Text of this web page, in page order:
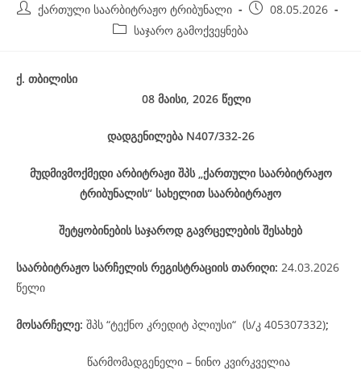
Post ქართული საარბიტრაჟო ტრიბუნალი
Post08.05.2026
Post საჯარო გამოქვეყნება
ქ. თბილისი
08 მაისი, 2026 წელი
დადგენილება N407/332-26
მუდმივმოქმედი არბიტრაჟი შპს „ქართული საარბიტრაჟო
ტრიბუნალის“ სახელით საარბიტრაჟო
შეტყობინების საჯაროდ გავრცელების შესახებ
საარბიტრაჟო სარჩელის რეგისტრაციის თარიღი: 24.03.2026
წელი
მოსარჩელე: შპს “ტექნო კრედიტ პლიუსი“ (ს/კ 405307332);
წარმომადგენელი – ნინო კვირკველია